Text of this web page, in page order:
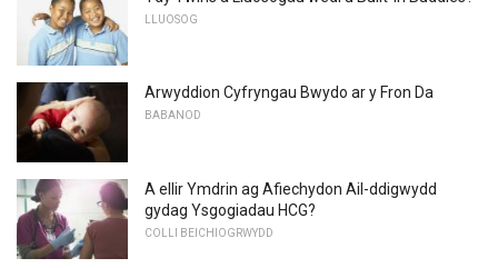
LLUOSOG
Arwyddion Cyfryngau Bwydo ar y Fron Da
BABANOD
A ellir Ymdrin ag Afiechydon Ail-ddigwydd
gydag Ysgogiadau HCG?
COLLI BEICHIOGRWYDD